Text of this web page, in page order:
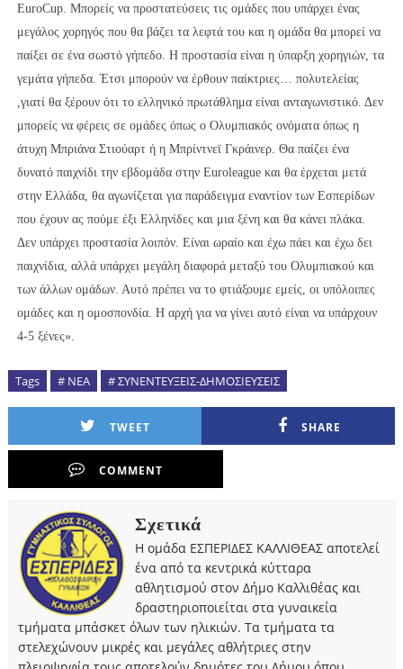
EuroCup. Μπορείς να προστατεύσεις τις ομάδες που υπάρχει ένας
μεγάλος χορηγός που θα βάζει τα λεφτά του και η ομάδα θα μπορεί να
παίξει σε ένα σωστό γήπεδο. Η προστασία είναι η ύπαρξη χορηγιών, τα
γεμάτα γήπεδα. Έτσι μπορούν να έρθουν παίκτριες… πολυτελείας
,γιατί θα ξέρουν ότι το ελληνικό πρωτάθλημα είναι ανταγωνιστικό. Δεν
μπορείς να φέρεις σε ομάδες όπως ο Ολυμπιακός ονόματα όπως η
άτυχη Μπριάνα Στιούαρτ ή η Μπρίντνεϊ Γκράινερ. Θα παίζει ένα
δυνατό παιχνίδι την εβδομάδα στην Euroleague και θα έρχεται μετά
στην Ελλάδα, θα αγωνίζεται για παράδειγμα εναντίον των Εσπερίδων
που έχουν ας πούμε έξι Ελληνίδες και μια ξένη και θα κάνει πλάκα.
Δεν υπάρχει προστασία λοιπόν. Είναι ωραίο και έχω πάει και έχω δει
παιχνίδια, αλλά υπάρχει μεγάλη διαφορά μεταξύ του Ολυμπιακού και
των άλλων ομάδων. Αυτό πρέπει να το φτιάξουμε εμείς, οι υπόλοιπες
ομάδες και η ομοσπονδία. Η αρχή για να γίνει αυτό είναι να υπάρχουν
4-5 ξένες».
Tags # ΝΕΑ # ΣΥΝΕΝΤΕΥΞΕΙΣ-ΔΗΜΟΣΙΕΥΣΕΙΣ
TWEET SHARE
COMMENT
Σχετικά
Η ομάδα ΕΣΠΕΡΙΔΕΣ ΚΑΛΛΙΘΕΑΣ αποτελεί
ένα από τα κεντρικά κύτταρα
αθλητισμού στον Δήμο Καλλιθέας και
δραστηριοποιείται στα γυναικεία
τμήματα μπάσκετ όλων των ηλικιών. Τα τμήματα τα
στελεχώνουν μικρές και μεγάλες αθλήτριες στην